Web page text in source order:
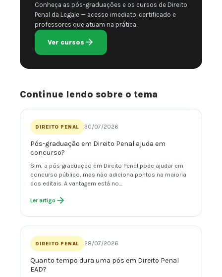
Conheça as pós-graduações e os cursos de Direito
Penal da Legale — acesso imediato, certificado e
professores que atuam na prática.
Ver cursos
Continue lendo sobre o tema
DIREITO PENAL 30/07/2026
Pós-graduação em Direito Penal ajuda em
concurso?
Sim, a pós-graduação em Direito Penal pode ajudar em
concurso público, mas não adiciona pontos na maioria
dos editais. A vantagem está no…
Ler artigo
DIREITO PENAL 28/07/2026
Quanto tempo dura uma pós em Direito Penal
EAD?